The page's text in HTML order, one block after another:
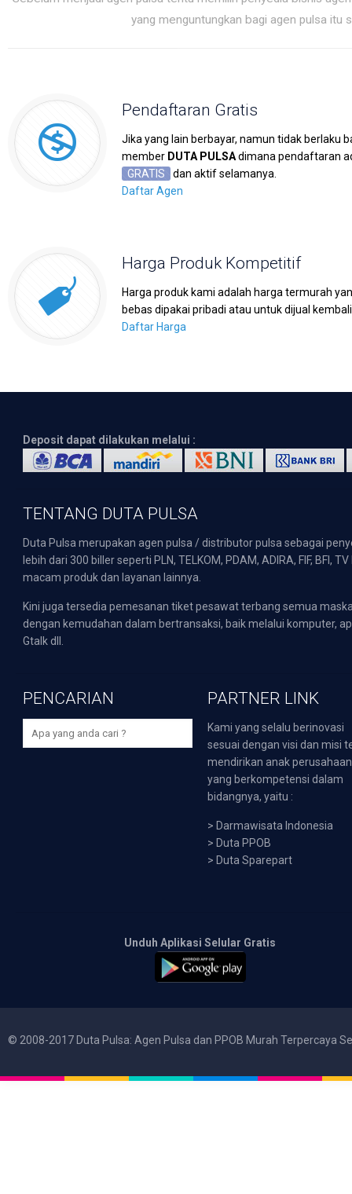
yang menguntungkan bagi agen pulsa itu
Pendaftaran Gratis
Jika yang lain berbayar, namun tidak berlaku
member DUTA PULSAdimana pendaftaran
GRATIS
dan aktif selamanya.
Daftar Agen
Harga Produk Kompetitif
Harga produk kami adalah harga termurah
bebas dipakai pribadi atau untuk dijual
Daftar Harga
Deposit dapat dilakukan melalui :
TENTANG DUTA PULSA
Duta Pulsa merupakan agen pulsa / distributor pulsa sebagai
lebih dari 300 biller seperti PLN, TELKOM, PDAM, ADIRA, FIF,
macam produk dan layanan lainnya.
Kini juga tersedia pemesanan tiket pesawat terbang semua
dengan kemudahan dalam bertransaksi, baik melalui komputer,
Gtalk dll.
PENCARIAN PARTNER LINK
Kami yang selalu berinovasi
sesuai dengan visi dan misi
mendirikan anak perusahaan
yang berkompetensi dalam
bidangnya, yaitu :
> Darmawisata Indonesia
> Duta PPOB
> Duta Sparepart
Unduh Aplikasi Selular Gratis
© 2008-2017 Duta Pulsa: Agen Pulsa dan PPOB Murah Terpercaya